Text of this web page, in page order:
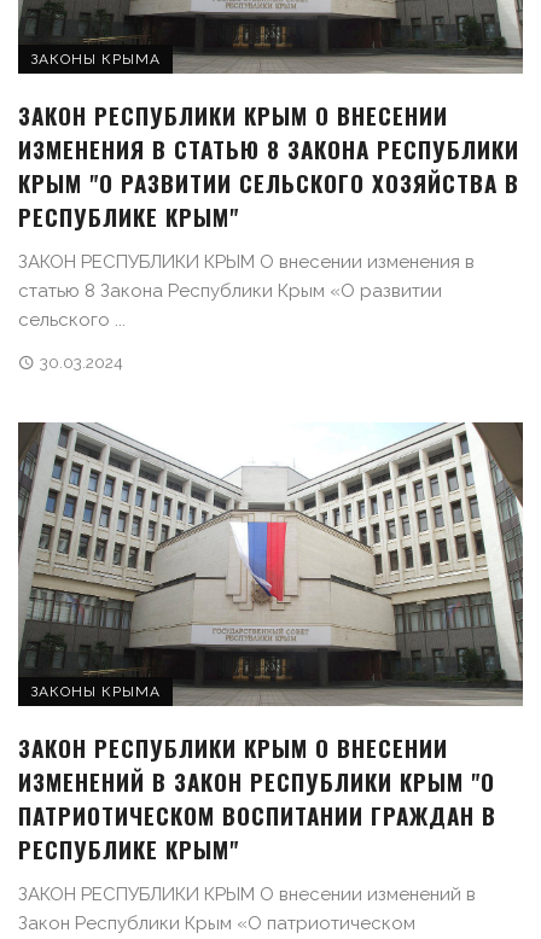
ЗАКОНЫ КРЫМА
ЗАКОН РЕСПУБЛИКИ КРЫМ О ВНЕСЕНИИ
ИЗМЕНЕНИЯ В СТАТЬЮ 8 ЗАКОНА РЕСПУБЛИКИ
КРЫМ "О РАЗВИТИИ СЕЛЬСКОГО ХОЗЯЙСТВА В
РЕСПУБЛИКЕ КРЫМ"
ЗАКОН РЕСПУБЛИКИ КРЫМ О внесении изменения в
статью 8 Закона Республики Крым «О развитии
сельского ...
30.03.2024
ЗАКОНЫ КРЫМА
ЗАКОН РЕСПУБЛИКИ КРЫМ О ВНЕСЕНИИ
ИЗМЕНЕНИЙ В ЗАКОН РЕСПУБЛИКИ КРЫМ "О
ПАТРИОТИЧЕСКОМ ВОСПИТАНИИ ГРАЖДАН В
РЕСПУБЛИКЕ КРЫМ"
ЗАКОН РЕСПУБЛИКИ КРЫМ О внесении изменений в
Закон Республики Крым «О патриотическом